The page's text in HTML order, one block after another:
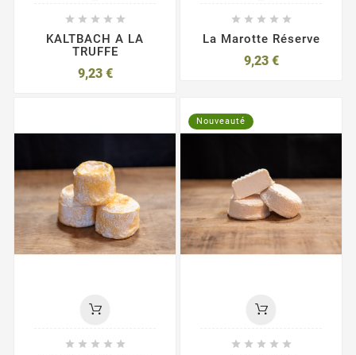
    
KALTBACH A LA
TRUFFE
9,23 €
    
La Marotte Réserve
9,23 €
    
Nouveauté
    